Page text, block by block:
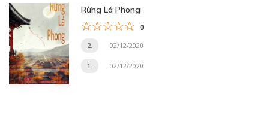
Rừng Lá Phong
0
2. 02/12/2020
1. 02/12/2020